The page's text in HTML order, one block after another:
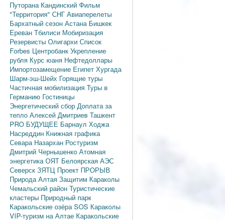
Путорана Кандинский Фильм
"Территория" СНГ Авиаперелеты
Бархатный сезон Астана Бишкек
Ереван Тбилиси Мобиризация
Резервисты Олигархи Список
Forbes Центробанк Укрепление
рубля Курс юаня Нефтедоллары
Импортозамещение Египет Хургада
Шарм-эш-Шейх Горящие туры
Частичная мобилизация Туры в
Германию Гостиницы
Энергетический сбор Доплата за
тепло Алексей Дмитриев Ташкент
PRO БУДУЩЕЕ Барнаул Ходжа
Насреддин Книжная графика
Севара Назархан Ростуризм
Дмитрий Чернышенко Атомная
энергетикаОЯТ Белоярская АЭС
Северск ЗЯТЦ Проект ПРОРЫВ
Природа Алтая Защитим Караколы
Чемальский район Туристические
кластеры Природный парк
Каракольские озёраSOS Караколы
VIP-туризм на Алтае Каракольские